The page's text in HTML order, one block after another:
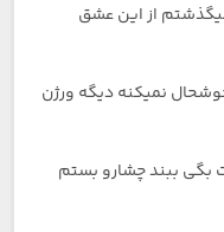
از این عشق
نمیکنه دیگه ورژن
ببند چشارو بستم